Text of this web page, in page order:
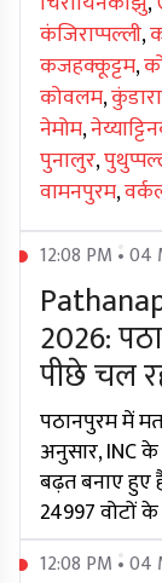
कंजिराप्पल्ली,
कजहक्कूट्टम,
कोवलम,कुंडारा
नेमोम,
पुनालुर,
वामनपुरम,
12:08 PM • 04
2026:
पीछे चल
पठानपुरम में
अनुसार, INC
बढ़त बनाए हुए
24997 वोटों
12:08 PM • 04